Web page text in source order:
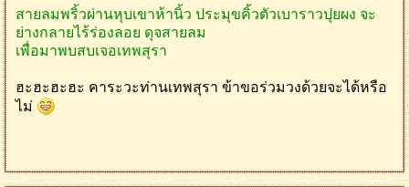
สายลมพริ้วผ่านหุบเขาห้านิ้ว ประมุขคิ้วตัวเบาราวปุยผง จะ
ย่างกลายไร้ร่องลอย ดุจสายลม
เพื่อมาพบสบเจอเทพสุรา
ฮะฮะฮะฮะ คาระวะท่านเทพสุรา ข้าขอร่วมวงด้วยจะได้หรือ
ไม่